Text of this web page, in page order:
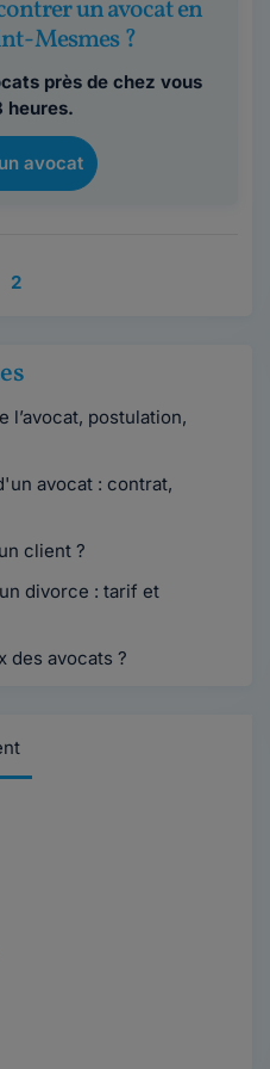
un avocat en
Mesmes ?
près de chez vous
heures.
avocat
2
l’avocat, postulation,
avocat : contrat,
client ?
divorce : tarif et
des avocats ?